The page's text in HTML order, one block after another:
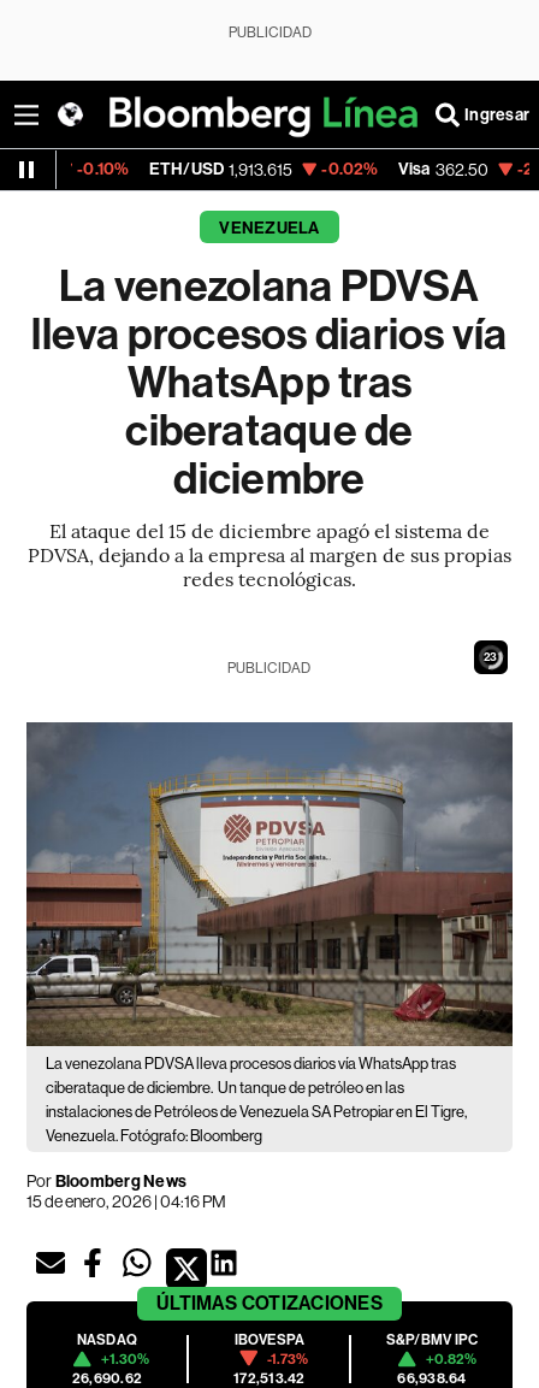
PUBLICIDAD
Ingresar
ETH/USD 1,913.615 -0.02% Visa 362.50 -2.15%
VENEZUELA
La venezolana PDVSA
lleva procesos diarios vía
WhatsApp tras
ciberataque de
diciembre
El ataque del 15 de diciembre apagó el sistema de
PDVSA, dejando a la empresa al margen de sus propias
redes tecnológicas.
22
PUBLICIDAD
La venezolana PDVSA lleva procesos diarios vía WhatsApp tras
ciberataque de diciembre. Un tanque de petróleo en las
instalaciones de Petróleos de Venezuela SA Petropiar en El Tigre,
Venezuela. Fotógrafo: Bloomberg
PorBloomberg News
15 de enero, 2026 | 04:16 PM
ÚLTIMAS COTIZACIONES
NASDAQ
+1.30%
26,690.62
IBOVESPA
-1.73%
172,513.42
S&P/BMV IPC
+0.82%
66,938.64